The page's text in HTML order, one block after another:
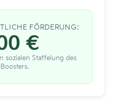
FÖRDERUNG:
€
sozialen Staffelung des